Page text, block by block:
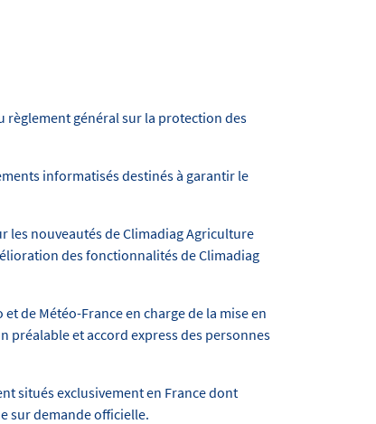
règlement général sur la protection des
informatisés destinés à garantir le
les nouveautés de Climadiag Agriculture
des fonctionnalités de Climadiag
de Météo-France en charge de la mise en
préalable et accord express des personnes
situés exclusivement en France dont
sur demande officielle.